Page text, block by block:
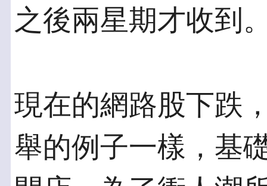
之後兩星期才收到
現在的網路股下跌
舉的例子一樣，基